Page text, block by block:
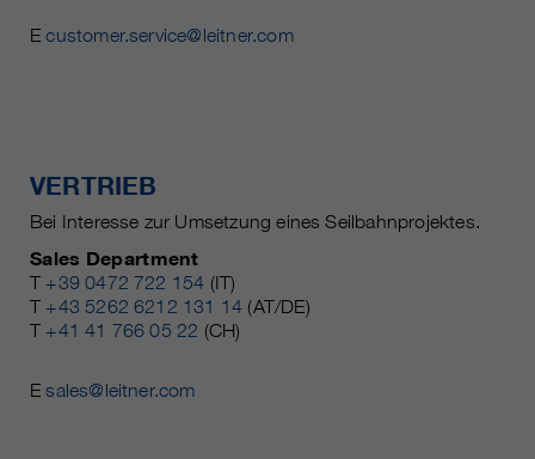
Ecustomer.service@leitner.com
VERTRIEB
Bei Interesse zur Umsetzung eines Seilbahnprojektes.
Sales Department
T +39 0472 722 154 (IT)
T +43 5262 6212 131 14 (AT/DE)
T +41 41 766 05 22 (CH)
Esales@leitner.com